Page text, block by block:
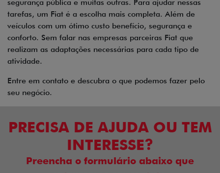
segurança pública e muitas outras. Para ajudar nessas
tarefas, um Fiat é a escolha mais completa. Além de
veículos com um ótimo custo benefício, segurança e
conforto. Sem falar nas empresas parceiras Fiat que
realizam as adaptações necessárias para cada tipo de
atividade.
Entre em contato e descubra o que podemos fazer pelo
seu negócio.
PRECISA DE AJUDA OU TEM
INTERESSE?
Preencha o formulário abaixo que